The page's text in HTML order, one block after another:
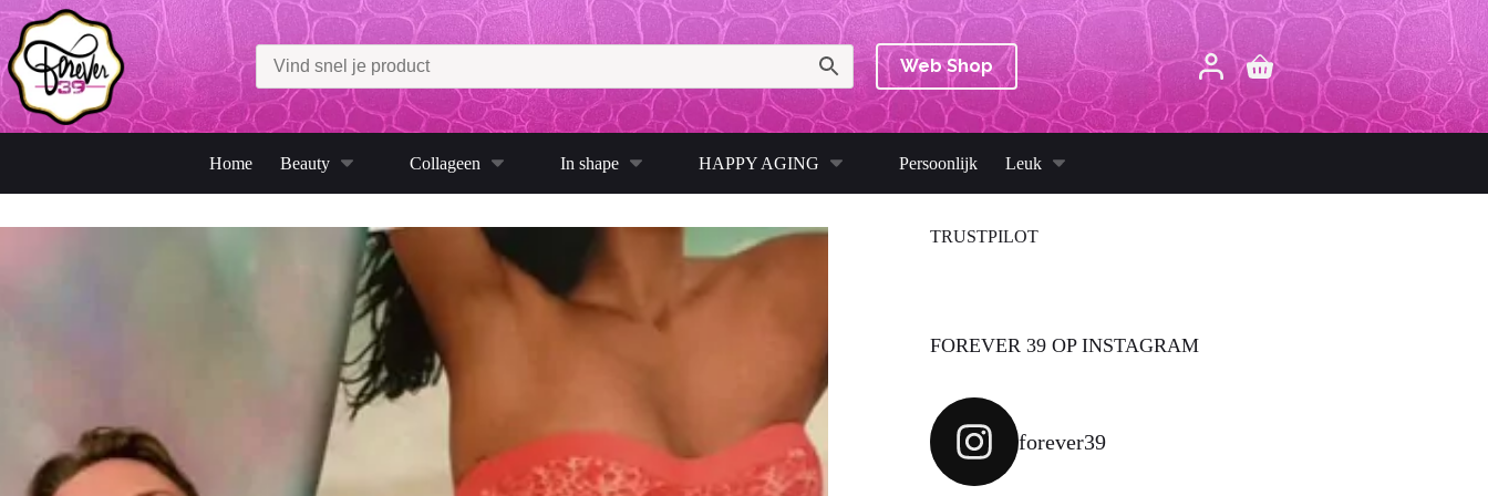
Ga
naar
de
inhoud
Web Shop Winkelwagen
Home Beauty Collageen In shape HAPPY AGING Persoonlijk Leuk
TRUSTPILOT
FOREVER 39 OP INSTAGRAM
forever39